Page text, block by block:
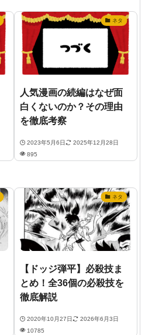
ネタ
人気漫画の続編はなぜ面
白くないのか？その理由
を徹底考察
2023年5月6日
2025年12月28日
895
ネタ
【ドッジ弾平】必殺技ま
とめ！全36個の必殺技を
徹底解説
2020年10月27日
2026年6月3日
10785